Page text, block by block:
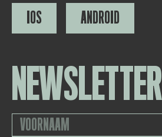
IOS ANDROID
NEWSLETTER